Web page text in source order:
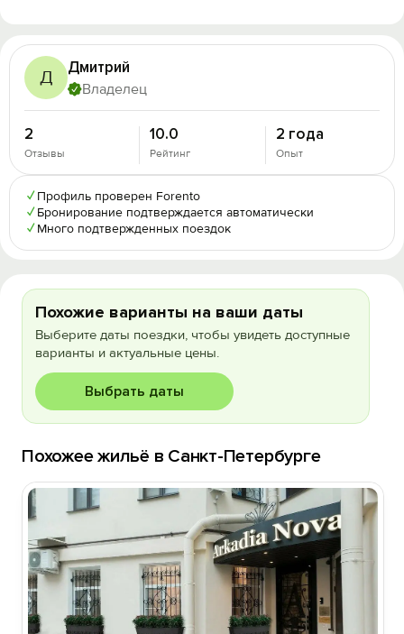
Д Дмитрий
Владелец
2
Отзывы
10.0
Рейтинг
2 года
Опыт
✓ Профиль проверен Forento
✓ Бронирование подтверждается автоматически
✓ Много подтвержденных поездок
Похожие варианты на ваши даты
Выберите даты поездки, чтобы увидеть доступные
варианты и актуальные цены.
Выбрать даты
Похожее жильё в Санкт-Петербурге